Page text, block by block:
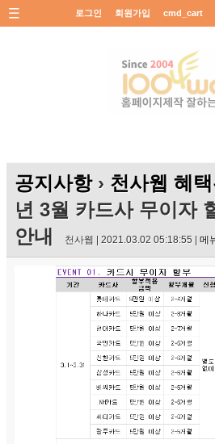
로그인 회원가입 cmd_cart
공지사항› 천사웹 혜
년 3월 카드사 무이자
안내
천사웹 | 2021.03.02 05:18:55 | 메